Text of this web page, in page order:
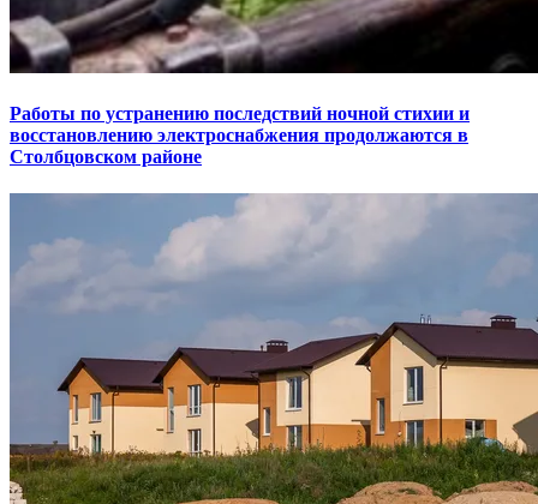
Работы по устранению последствий ночной стихии и
восстановлению электроснабжения продолжаются в
Столбцовском районе